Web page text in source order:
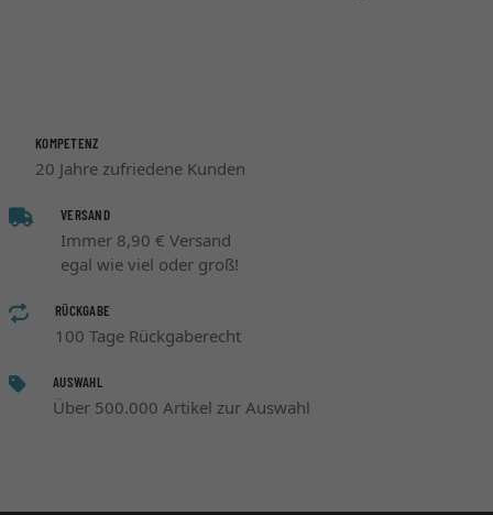
KOMPETENZ
20 Jahre zufriedene Kunden
VERSAND
Immer 8,90 € Versand
egal wie viel oder groß!
RÜCKGABE
100 Tage Rückgaberecht
AUSWAHL
Über 500.000 Artikel zur Auswahl